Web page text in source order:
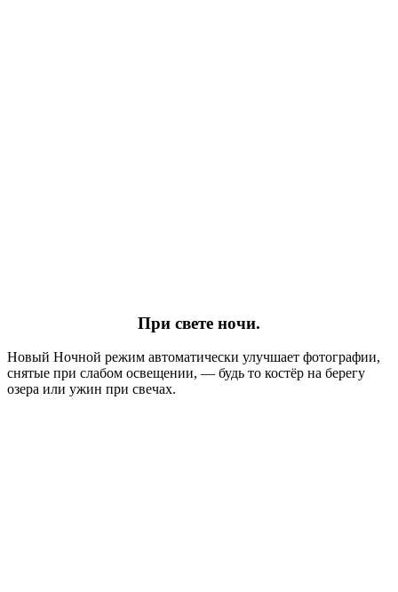
При свете ночи.
Новый Ночной режим автоматически улучшает фотографии,
снятые при слабом освещении, — будь то костёр на берегу
озера или ужин при свечах.